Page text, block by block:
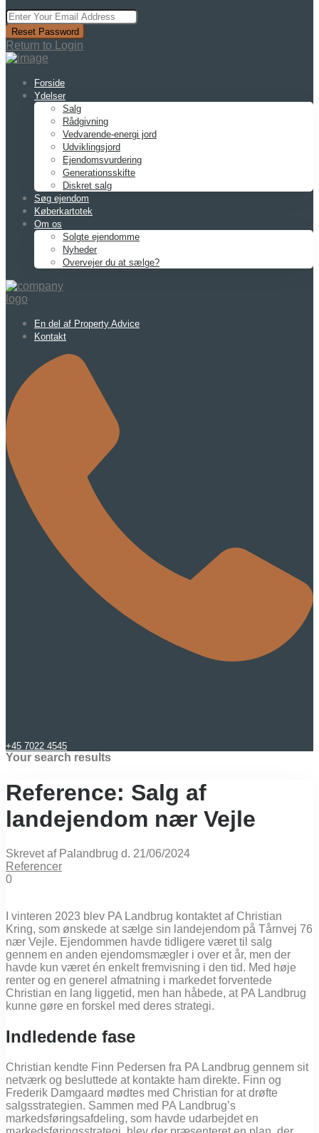
Reset Password
Return to Login
Forside
Ydelser
Salg
Rådgivning
Vedvarende-energi jord
Udviklingsjord
Ejendomsvurdering
Generationsskifte
Diskret salg
Søg ejendom
Køberkartotek
Om os
Solgte ejendomme
Nyheder
Overvejer du at sælge?
En del af Property Advice
Kontakt
+45 7022 4545
Your search results
Reference: Salg af
landejendom nær Vejle
Skrevet af Palandbrug d. 21/06/2024
Referencer
0
I vinteren 2023 blev PA Landbrug kontaktet af Christian
Kring, som ønskede at sælge sin landejendom på Tårnvej 76
nær Vejle. Ejendommen havde tidligere været til salg
gennem en anden ejendomsmægler i over et år, men der
havde kun været én enkelt fremvisning i den tid. Med høje
renter og en generel afmatning i markedet forventede
Christian en lang liggetid, men han håbede, at PA Landbrug
kunne gøre en forskel med deres strategi.
Indledende fase
Christian kendte Finn Pedersen fra PA Landbrug gennem sit
netværk og besluttede at kontakte ham direkte. Finn og
Frederik Damgaard mødtes med Christian for at drøfte
salgsstrategien. Sammen med PA Landbrug’s
markedsføringsafdeling, som havde udarbejdet en